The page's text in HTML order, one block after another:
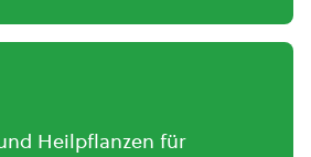
Heilpflanzen für